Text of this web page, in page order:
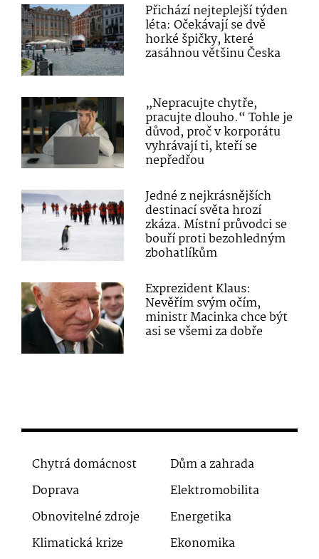
Přichází nejteplejší týden
léta: Očekávají se dvě
horké špičky, které
zasáhnou většinu Česka
„Nepracujte chytře,
pracujte dlouho.“ Tohle je
důvod, proč v korporátu
vyhrávají ti, kteří se
nepředřou
Jedné z nejkrásnějších
destinací světa hrozí
zkáza. Místní průvodci se
bouří proti bezohledným
zbohatlíkům
Exprezident Klaus:
Nevěřím svým očím,
ministr Macinka chce být
asi se všemi za dobře
Chytrá domácnost
Dům a zahrada
Doprava
Elektromobilita
Obnovitelné zdroje
Energetika
Klimatická krize
Ekonomika